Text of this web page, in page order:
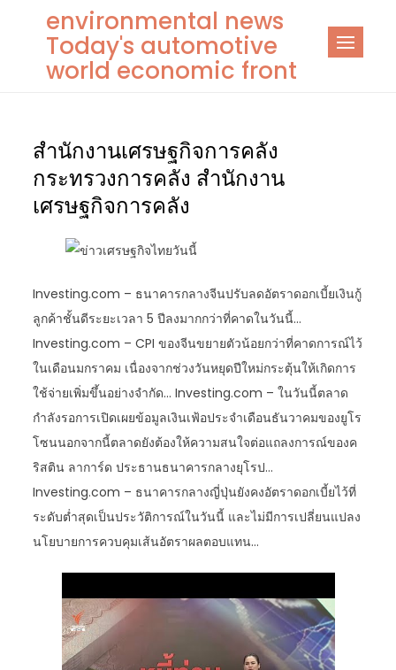
content
environmental news
Today's automotive
world economic front
สำนักงานเศรษฐกิจการคลัง
กระทรวงการคลัง สำนักงาน
เศรษฐกิจการคลัง
Investing.com – ธนาคารกลางจีนปรับลดอัตราดอกเบี้ยเงินกู้
ลูกค้าชั้นดีระยะเวลา 5 ปีลงมากกว่าที่คาดในวันนี้…
Investing.com – CPI ของจีนขยายตัวน้อยกว่าที่คาดการณ์ไว้
ในเดือนมกราคม เนื่องจากช่วงวันหยุดปีใหม่กระตุ้นให้เกิดการ
ใช้จ่ายเพิ่มขึ้นอย่างจำกัด… Investing.com – ในวันนี้ตลาด
กำลังรอการเปิดเผยข้อมูลเงินเฟ้อประจำเดือนธันวาคมของยูโร
โซนนอกจากนี้ตลาดยังต้องให้ความสนใจต่อแถลงการณ์ของค
ริสติน ลาการ์ด ประธานธนาคารกลางยุโรป…
Investing.com – ธนาคารกลางญี่ปุ่นยังคงอัตราดอกเบี้ยไว้ที่
ระดับต่ำสุดเป็นประวัติการณ์ในวันนี้ และไม่มีการเปลี่ยนแปลง
นโยบายการควบคุมเส้นอัตราผลตอบแทน…